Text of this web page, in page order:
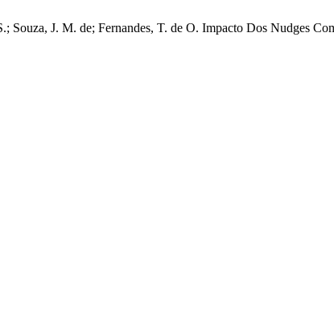
Souza, J. M. de; Fernandes, T. de O. Impacto Dos Nudges